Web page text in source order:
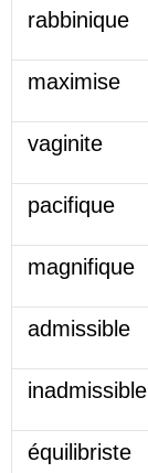
rabbinique
maximise
vaginite
pacifique
magnifique
admissible
inadmissible
équilibriste